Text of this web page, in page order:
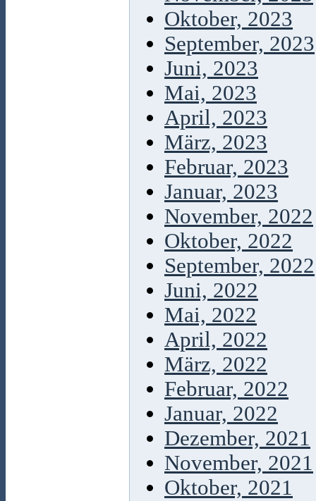
Oktober, 2023
September, 2023
Juni, 2023
Mai, 2023
April, 2023
März, 2023
Februar, 2023
Januar, 2023
November, 2022
Oktober, 2022
September, 2022
Juni, 2022
Mai, 2022
April, 2022
März, 2022
Februar, 2022
Januar, 2022
Dezember, 2021
November, 2021
Oktober, 2021